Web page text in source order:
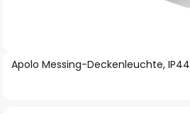
Zum
Anfang
Apolo Messing-Deckenleuchte, IP44